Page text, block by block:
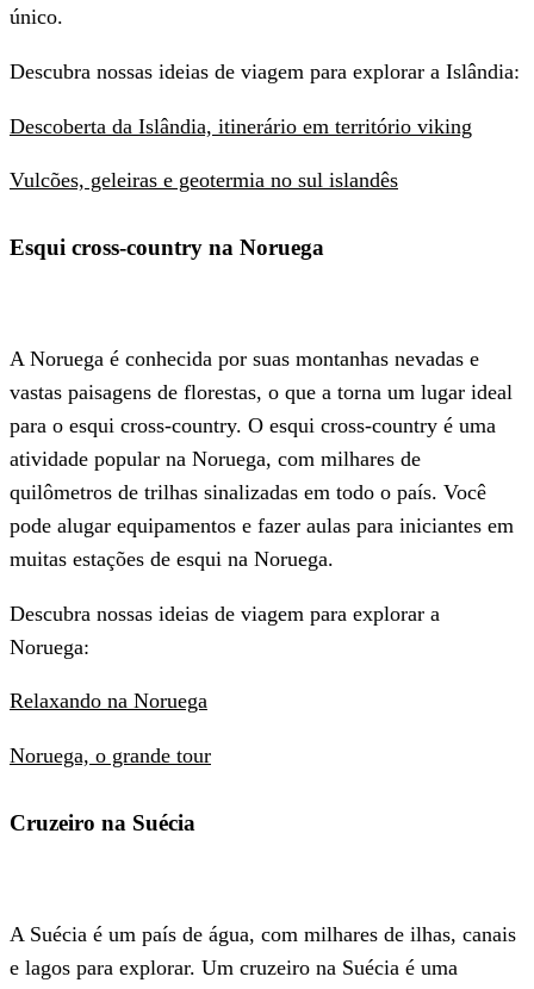
único.
Descubra nossas ideias de viagem para explorar a Islândia:
Descoberta da Islândia, itinerário em território viking
Vulcões, geleiras e geotermia no sul islandês
Esqui cross-country na Noruega
A Noruega é conhecida por suas montanhas nevadas e
vastas paisagens de florestas, o que a torna um lugar ideal
para o esqui cross-country. O esqui cross-country é uma
atividade popular na Noruega, com milhares de
quilômetros de trilhas sinalizadas em todo o país. Você
pode alugar equipamentos e fazer aulas para iniciantes em
muitas estações de esqui na Noruega.
Descubra nossas ideias de viagem para explorar a
Noruega:
Relaxando na Noruega
Noruega, o grande tour
Cruzeiro na Suécia
A Suécia é um país de água, com milhares de ilhas, canais
e lagos para explorar. Um cruzeiro na Suécia é uma